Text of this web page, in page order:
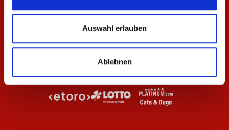
Auswahl erlauben
Ablehnen